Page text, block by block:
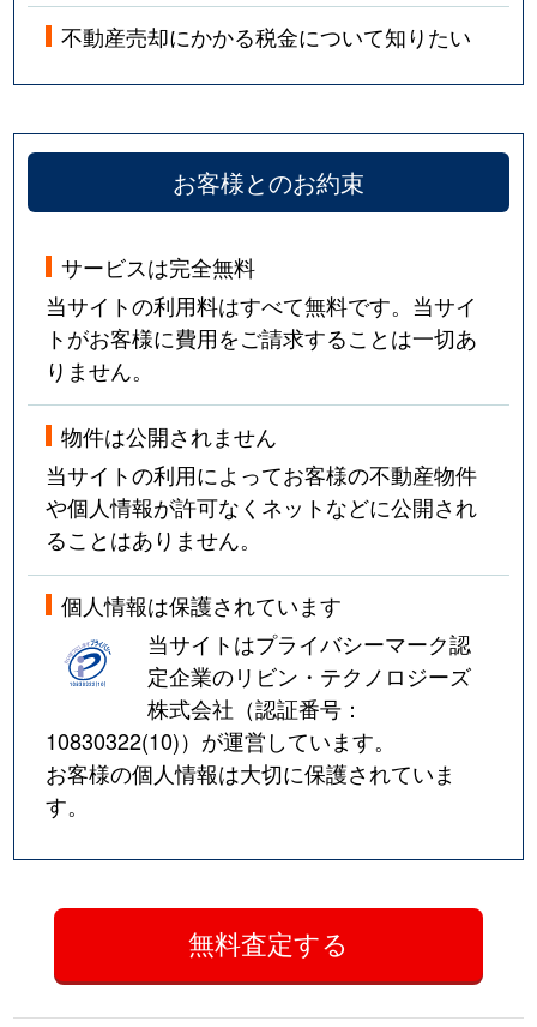
不動産売却にかかる税金について知りたい
お客様とのお約束
サービスは完全無料
当サイトの利用料はすべて無料です。当サイ
トがお客様に費用をご請求することは一切あ
りません。
物件は公開されません
当サイトの利用によってお客様の不動産物件
や個人情報が許可なくネットなどに公開され
ることはありません。
個人情報は保護されています
当サイトはプライバシーマーク認
定企業のリビン・テクノロジーズ
株式会社（認証番号：
10830322(10)）が運営しています。
お客様の個人情報は大切に保護されていま
す。